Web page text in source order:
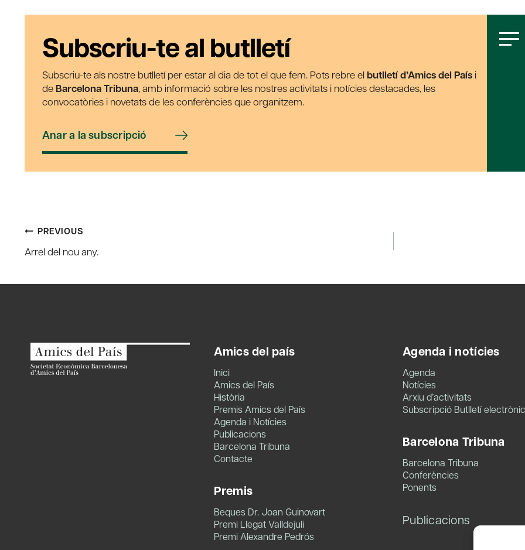
Subscriu-te al butlletí
Subscriu-te als nostre butlletí per estar al dia de tot el que fem. Pots rebre el butlletí d’Amics del País i
de Barcelona Tribuna, amb informació sobre les nostres activitats i notícies destacades, les
convocatòries i novetats de les conferències que organitzem.
Anar a la subscripció
Post
navigation
PREVIOUS
Arrel del nou any.
Amics del país
Inici
Amics del País
Història
Premis Amics del País
Agenda i Notícies
Publicacions
Barcelona Tribuna
Contacte
Premis
Beques Dr. Joan Guinovart
Premi Llegat Valldejuli
Premi Alexandre Pedrós
Agenda i notícies
Agenda
Notícies
Arxiu d’activitats
Subscripció Butlletí electrònic
Barcelona Tribuna
Barcelona Tribuna
Conferències
Ponents
Publicacions